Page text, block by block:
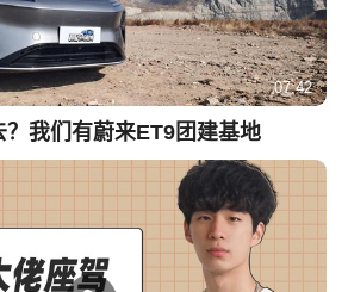
07:42
我们有蔚来ET9团建基地